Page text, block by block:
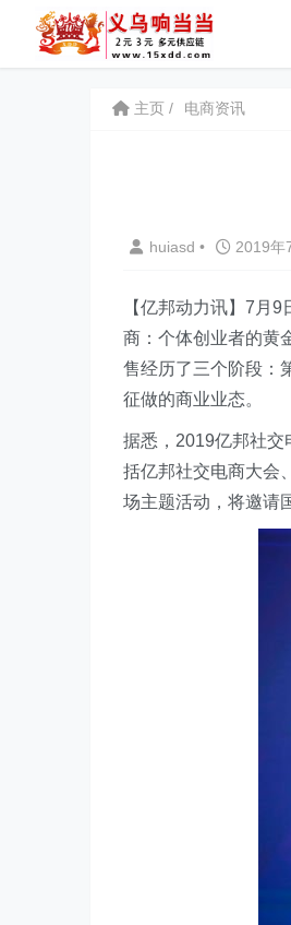
主页 电商资讯
huiasd • 2019年
【亿邦动力讯】7月
商：个体创业者的黄
售经历了三个阶段：
征做的商业业态。
据悉，2019亿邦社交
括亿邦社交电商大会
场主题活动，将邀请